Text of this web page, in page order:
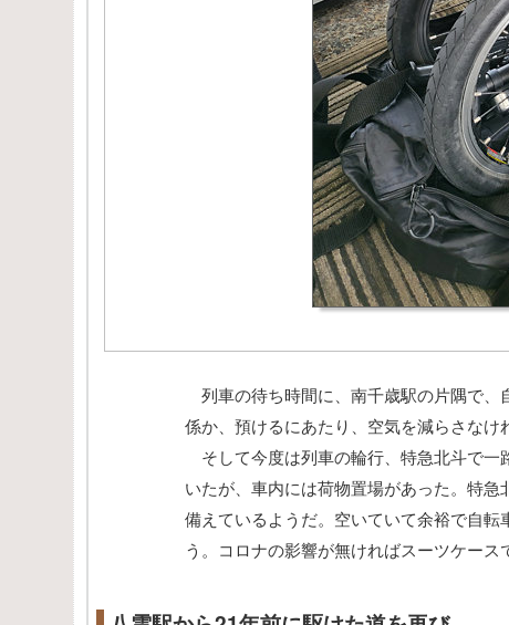
列車の待ち時間に、南千歳駅の片隅で、
係か、預けるにあたり、空気を減らさなけ
そして今度は列車の輪行、特急北斗で一
いたが、車内には荷物置場があった。特
備えているようだ。空いていて余裕で自
う。コロナの影響が無ければスーツケース